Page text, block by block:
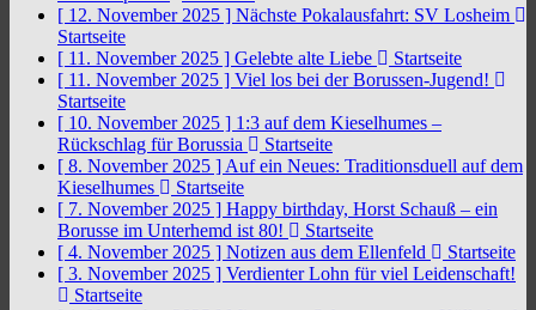
[ 12. November 2025 ] Nächste Pokalausfahrt: SV Losheim
Startseite
[ 11. November 2025 ] Gelebte alte Liebe
Startseite
[ 11. November 2025 ] Viel los bei der Borussen-Jugend!
Startseite
[ 10. November 2025 ] 1:3 auf dem Kieselhumes –
Rückschlag für Borussia
Startseite
[ 8. November 2025 ] Auf ein Neues: Traditionsduell auf dem
Kieselhumes
Startseite
[ 7. November 2025 ] Happy birthday, Horst Schauß – ein
Borusse im Unterhemd ist 80!
Startseite
[ 4. November 2025 ] Notizen aus dem Ellenfeld
Startseite
[ 3. November 2025 ] Verdienter Lohn für viel Leidenschaft!
Startseite